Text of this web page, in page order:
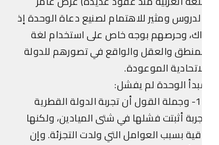
ومثير للاهتمام لصنيع دعاة الوحدة إذ
وحرصهم بوجه خاص على استخدام لغة
والعقل والواقع في تصورهم للدولة
الموعودة.
الوحدة لم يفشل:
10- وجملة القول أن تجربة الدولة القطرية
أثبتت فشلها في شتى الميادين، ولكنها
بسبب العوامل التي ولدت التجزئة. وإن